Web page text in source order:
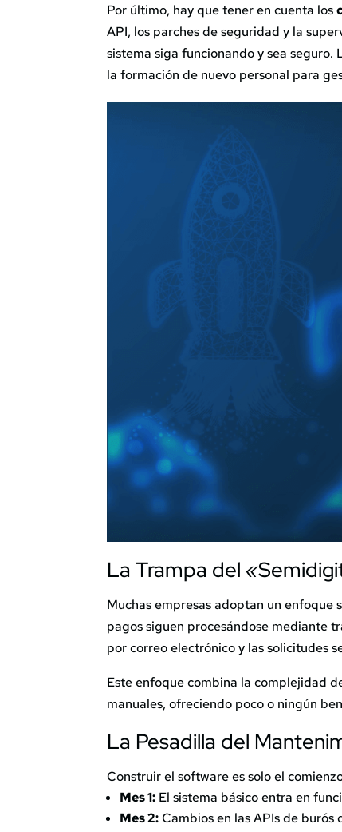
Por último, hay que tener en cuenta los
API, los parches de seguridad y la
sistema siga funcionando y sea
la formación de nuevo personal para
La Trampa del«
Muchas empresas adoptan un
pagos siguen procesándose mediante
por correo electrónico y las solicitudes
Este enfoque combina la complejidad
manuales, ofreciendo poco o ningún
La Pesadilla del
Construir el software es solo el
Mes 1: El sistema básico entra en
Mes 2:Cambios en las APIs de